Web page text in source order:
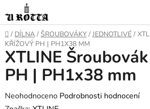
na
obsah
DOMŮ
/ DÍLNA / ŠROUBOVÁKY / JEDNOTLIVÉ /
KŘÍŽOVÝ PH | PH1X38 MM
XTLINE
PH | PH1x38 mm
Průměrné
Neohodnoceno Podrobnosti hodnocení